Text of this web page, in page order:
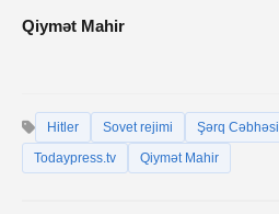
Qiymət Mahir
Hitler Sovet rejimi Şərq Cəbhəsi
Todaypress.tv
Qiymət Mahir